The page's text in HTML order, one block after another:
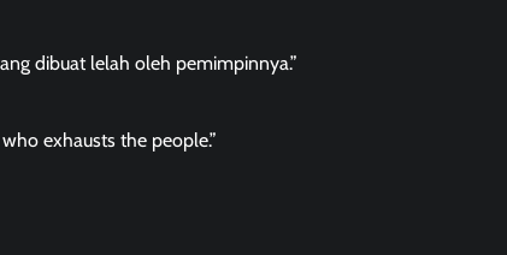
dibuat lelah oleh pemimpinnya.”
exhausts the people.”